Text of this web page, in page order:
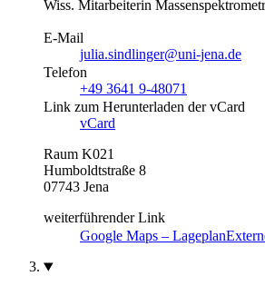
Wiss. Mitarbeiterin
E-Mail
julia.sindlinger@uni-jena.de
Telefon
+49 3641 9-48071
Link zum Herunterladen der vCard
vCard
Raum K021
Humboldtstraße 8
07743 Jena
weiterführender Link
Google Maps – Lageplan